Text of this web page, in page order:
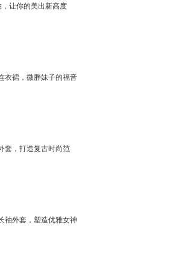
，让你的美出新高度
衣裙，微胖妹子的福音
套，打造复古时尚范
袖外套，塑造优雅女神